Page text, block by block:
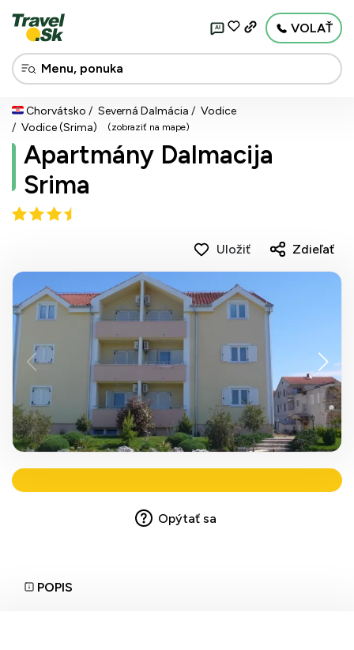
AI VOLAŤ
Chorvátsko Severná Dalmácia
Vodice
Vodice (Srima)
(zobraziť na mape)
Apartmány Dalmacija
Srima
Uložiť Zdieľať
POPIS
Opýtať sa